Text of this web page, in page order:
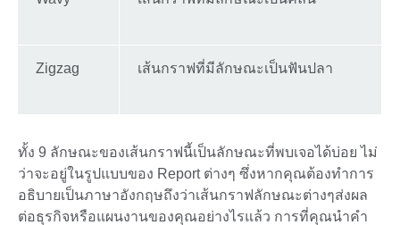
Zigzag เส้นกราฟที่มีลักษณะเป็นฟันปลา
ทั้ง 9 ลักษณะของเส้นกราฟนี้เป็นลักษณะที่พบเจอได้บ่อย ไม่
ว่าจะอยู่ในรูปแบบของ Report ต่างๆ ซึ่งหากคุณต้องทำการ
อธิบายเป็นภาษาอังกฤษถึงว่าเส้นกราฟลักษณะต่างๆส่งผล
ต่อธุรกิจหรือแผนงานของคุณอย่างไรแล้ว การที่คุณนำคำ